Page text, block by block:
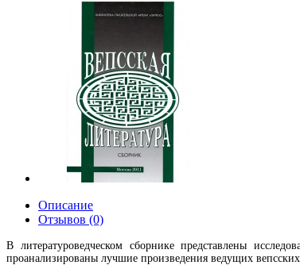
Описание
Отзывов (0)
В литературоведческом сборнике представлены
проанализированы лучшие произведения ведущих